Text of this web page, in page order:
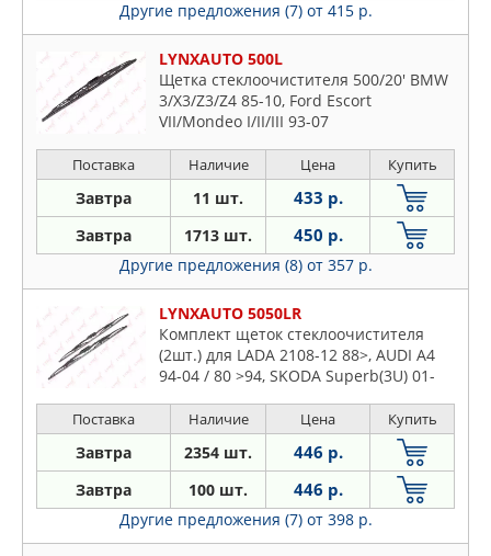
Другие предложения (7) от 415 р.
LYNXAUTO 500L
Щетка стеклоочистителя 500/20' BMW
3/X3/Z3/Z4 85-10, Ford Escort
VII/Mondeo I/II/III 93-07
Поставка Наличие Цена Купить
Завтра 11 шт. 433 р.
Завтра 1713 шт. 450 р.
Другие предложения (8) от 357 р.
LYNXAUTO 5050LR
Комплект щеток стеклоочистителя
(2шт.) для LADA 2108-12 88>, AUDI A4
94-04 / 80 >94, SKODA Superb(3U) 01-
03, NISSAN Maxima(A32) 95-00, Renault
Clio II 98> / Duster 10> / Logan I 04> /
Sandero I 08> / Kangoo I 97>
Поставка Наличие Цена Купить
Завтра 2354 шт. 446 р.
Завтра 100 шт. 446 р.
Другие предложения (7) от 398 р.